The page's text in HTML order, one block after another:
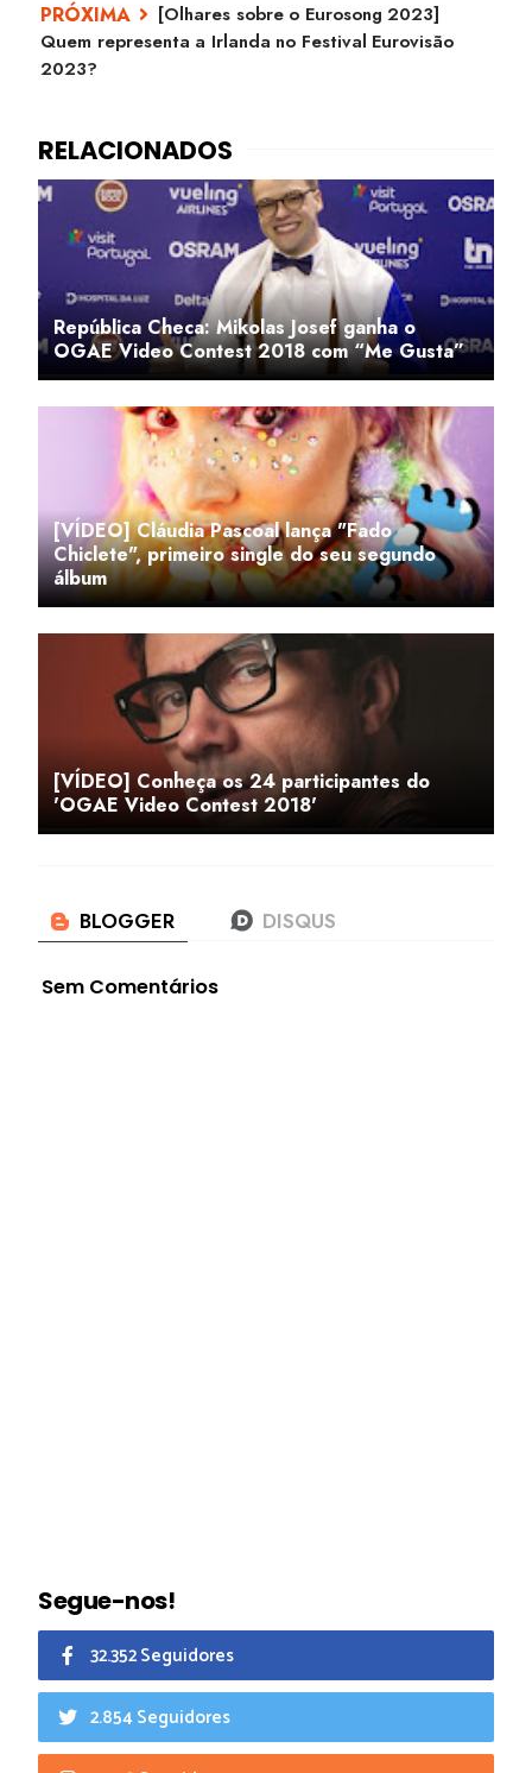
[Olhares sobre o Eurosong 2023]
Quem representa a Irlanda no Festival Eurovisão
2023?
República Checa: Mikolas Josef ganha o
OGAE Video Contest 2018 com “Me Gusta”
[VÍDEO] Cláudia Pascoal lança "Fado
Chiclete", primeiro single do seu segundo
álbum
[VÍDEO] Conheça os 24 participantes do
'OGAE Video Contest 2018'
Sem Comentários
Segue-nos!
32.352 Seguidores
2.854 Seguidores